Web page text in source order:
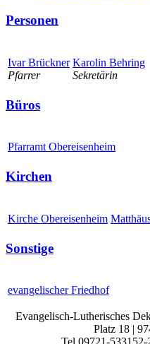
Personen
Ivar Brückner
Pfarrer
Karolin Behring
Sekretärin
Büros
Pfarramt Obereisenheim
Kirchen
Kirche Obereisenheim
Sonstige
evangelischer Friedhof
Evangelisch-Lutherisches
Platz 18 |